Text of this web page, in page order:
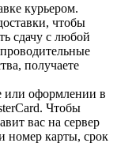
курьером.
чтобы
сдачу с любой
получаете
или оформлении в
Чтобы
вас на сервер
номер карты, срок